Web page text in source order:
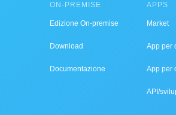
ON-PREMISE
Edizione On-premise
Download
Documentazione
APPS
Market
App per
App per
API/